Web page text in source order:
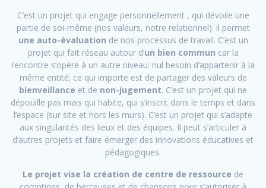
C’est un projet qui engage personnellement , qui dévoile une
partie de soi-même (nos valeurs, notre relationnel): il permet
une auto-évaluation de nos processus de travail. C’est un
projet qui fait réseau autour d’un bien commun car la
rencontre s’opère à un autre niveau: nul besoin d’appartenir à la
même entité; ce qui importe est de partager des valeurs de
bienveillance et de non-jugement. C’est un projet qui ne
dépouille pas mais qui habite, qui s’inscrit dans le temps et dans
l’espace (sur site et hors les murs). C’est un projet qui s’adapte
aux singularités des lieux et des équipes. Il peut s’articuler à
d’autres projets et faire émerger des innovations éducatives et
pédagogiques.
Le projet vise la création de centre de ressource de